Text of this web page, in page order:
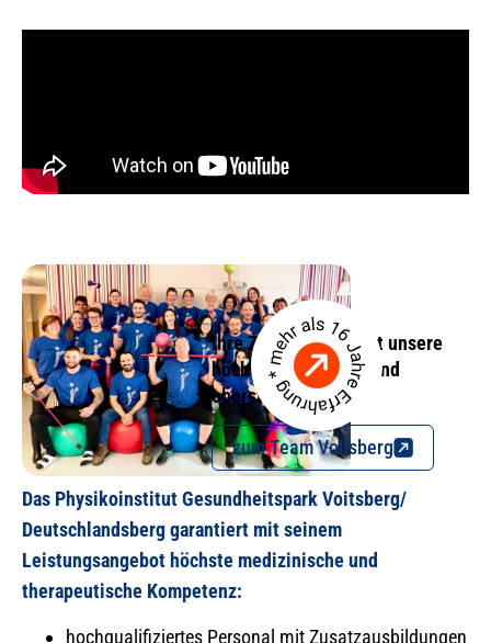
Ihre Zufriedenheit ist unsere
höchste Motivation und
oberstes Ziel.
zum Team Voitsberg
Das Physikoinstitut Gesundheitspark Voitsberg/
Deutschlandsberg garantiert mit seinem
Leistungsangebot höchste medizinische und
therapeutische Kompetenz:
hochqualifiziertes Personal mit Zusatzausbildungen